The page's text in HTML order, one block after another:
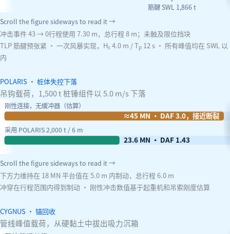
筋腱 SWL 1,866 t
Scroll the figure sideways to read it →
冲击事件 43 → 0行程使用 7.30 m，总行程 8 m；未触及限位挡块
TLP 筋腱预张紧 · 一次风暴实现，Hs 4.0 m / Tp 12 s · 所有峰值均在 SWL 以
内
POLARIS · 桩体失控下落
吊钩载荷，1,500 t 桩锤组件以 5.0 m/s 下落
刚性连接，无缓冲器（估算）
≈45 MN · DAF 3.0，接近断裂
采用 POLARIS 2,000 t / 6 m
23.6 MN · DAF 1.43
Scroll the figure sideways to read it →
下方力维持在 18 MN 平台值在 5.0 m 内制动，总行程 6.0 m
冲穿在行程范围内得到制动 · 刚性冲击数值基于起重机和吊索刚度估算
CYGNUS · 锚回收
管线峰值载荷，从硬黏土中拔出吸力沉箱